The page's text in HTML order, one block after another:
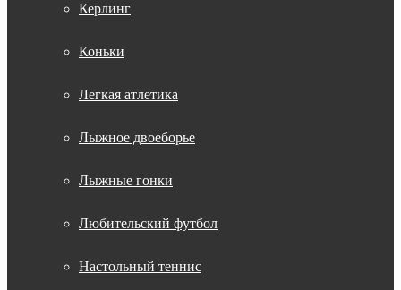
Керлинг
Коньки
Легкая атлетика
Лыжное двоеборье
Лыжные гонки
Любительский футбол
Настольный теннис